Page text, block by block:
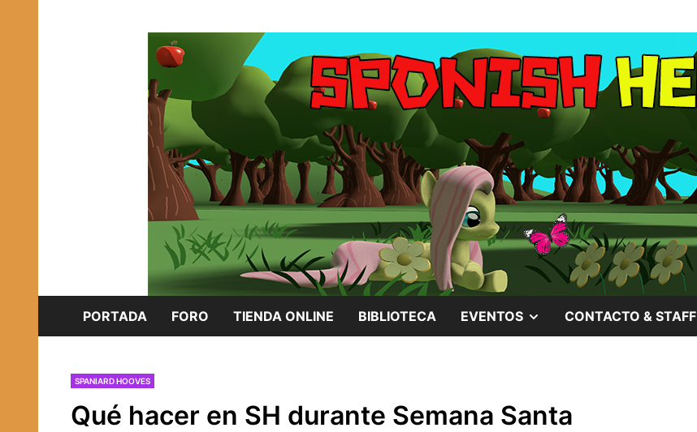
SPONISH HERD
PORTADA FORO TIENDA ONLINE BIBLIOTECA EVENTOS MOSTRAR
CONTACTO & STAFF
SPANIARD HOOVES
Qué hacer en SH durante Semana Santa